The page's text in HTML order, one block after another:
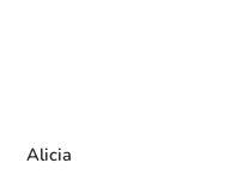
Alicia